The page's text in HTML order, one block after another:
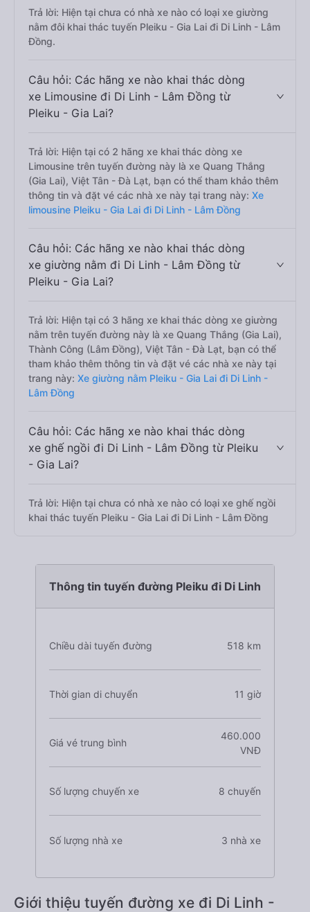
Trả lời: Hiện tại chưa có nhà xe nào có loại xe giường
nằm đôi khai thác tuyến Pleiku - Gia Lai đi Di Linh - Lâm
Đồng.
Câu hỏi: Các hãng xe nào khai thác dòng
xe Limousine đi Di Linh - Lâm Đồng từ
Pleiku - Gia Lai?
Trả lời: Hiện tại có 2 hãng xe khai thác dòng xe
Limousine trên tuyến đường này là xe Quang Thắng
(Gia Lai), Việt Tân - Đà Lạt, bạn có thể tham khảo thêm
thông tin và đặt vé các nhà xe này tại trang này: Xe
limousine Pleiku - Gia Lai đi Di Linh - Lâm Đồng
Câu hỏi: Các hãng xe nào khai thác dòng
xe giường nằm đi Di Linh - Lâm Đồng từ
Pleiku - Gia Lai?
Trả lời: Hiện tại có 3 hãng xe khai thác dòng xe giường
nằm trên tuyến đường này là xe Quang Thắng (Gia Lai),
Thành Công (Lâm Đồng), Việt Tân - Đà Lạt, bạn có thể
tham khảo thêm thông tin và đặt vé các nhà xe này tại
trang này: Xe giường nằm Pleiku - Gia Lai đi Di Linh -
Lâm Đồng
Câu hỏi: Các hãng xe nào khai thác dòng
xe ghế ngồi đi Di Linh - Lâm Đồng từ Pleiku
- Gia Lai?
Trả lời: Hiện tại chưa có nhà xe nào có loại xe ghế ngồi
khai thác tuyến Pleiku - Gia Lai đi Di Linh - Lâm Đồng
Thông tin tuyến đường Pleiku đi Di Linh
Chiều dài tuyến đường 518 km
Thời gian di chuyển 11 giờ
Giá vé trung bình
460.000
VNĐ
Số lượng chuyến xe 8 chuyến
Số lượng nhà xe 3 nhà xe
Giới thiệu tuyến đường xe đi Di Linh -